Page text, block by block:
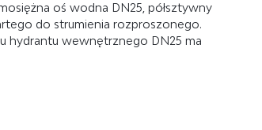
oś wodna DN25, półsztywny
do strumienia rozproszonego.
hydrantu wewnętrznego DN25 ma